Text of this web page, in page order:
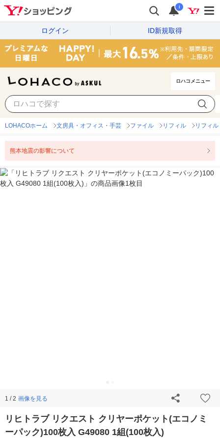
i
ログイン ID新規取得
ロハコメニュー
LOHACOホーム 文房具・オフィス・手芸 ファイル リフィル リフィ
熊本地震の影響について
1 / 2 画像を見る
リヒトラブ リクエスト クリヤーポケット(エコノミ
ーパック)100枚入 G49080 1組(100枚入)